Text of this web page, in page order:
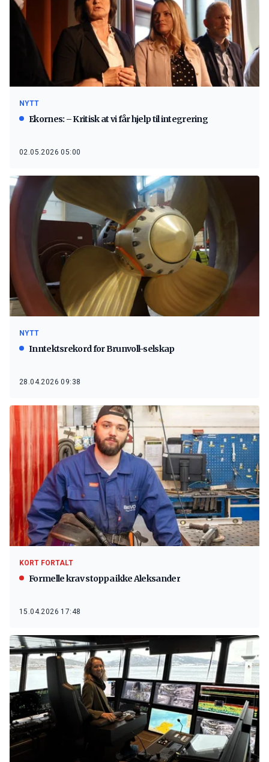
NYTT
Ekornes: – Kritisk at vi får hjelp til integrering
02.05.2026 05:00
NYTT
Inntektsrekord for Brunvoll-selskap
28.04.2026 09:38
KORT FORTALT
Formelle krav stoppa ikke Aleksander
15.04.2026 17:48